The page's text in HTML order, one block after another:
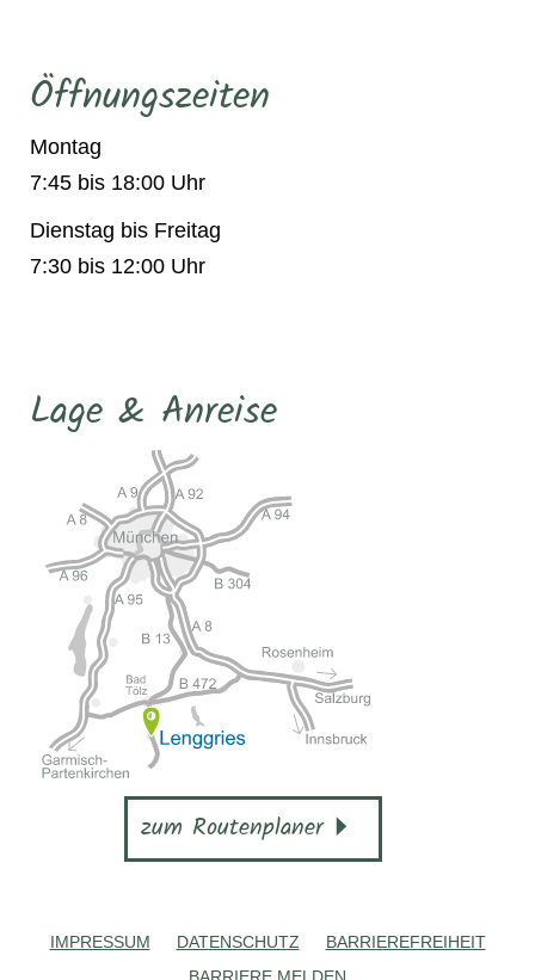
Öffnungszeiten
Montag
7:45 bis 18:00 Uhr
Dienstag bis Freitag
7:30 bis 12:00 Uhr
Lage & Anreise
zum Routenplaner
IMPRESSUM DATENSCHUTZ
BARRIEREFREIHEIT
BARRIERE MELDEN